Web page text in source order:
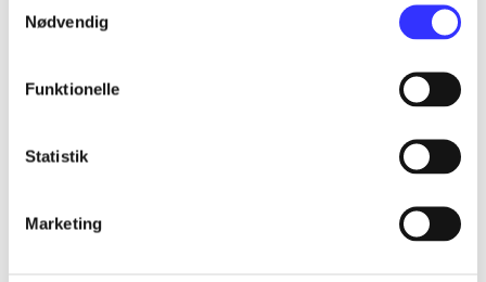
Nødvendig
Funktionelle
Statistik
Marketing
...